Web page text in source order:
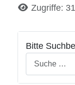
Bitte
DetailsZugriffe: